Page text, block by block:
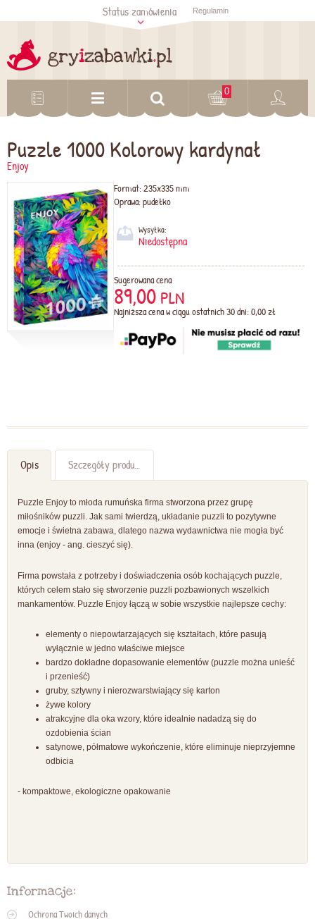
Sprawdź status
zamówienia
Status zamówienia Regulamin
0
Puzzle 1000 Kolorowy kardynał
Enjoy
Format:235x335 mm
Oprawa:pudełko
Wysyłka:
Niedostępna
Sugerowana cena
89,00 PLN
Najniższa cena w ciągu ostatnich 30 dni: 0,00 zł
Opis Szczegóły produktu
Puzzle Enjoy to młoda rumuńska firma stworzona przez grupę
miłośników puzzli. Jak sami twierdzą, układanie puzzli to pozytywne
emocje i świetna zabawa, dlatego nazwa wydawnictwa nie mogła być
inna (enjoy - ang. cieszyć się).
Firma powstała z potrzeby i doświadczenia osób kochających puzzle,
których celem stało się stworzenie puzzli pozbawionych wszelkich
mankamentów. Puzzle Enjoy łączą w sobie wszystkie najlepsze cechy:
elementy o niepowtarzających się kształtach, które pasują
wyłącznie w jedno właściwe miejsce
bardzo dokładne dopasowanie elementów (puzzle można unieść
i przenieść)
gruby, sztywny i nierozwarstwiający się karton
żywe kolory
atrakcyjne dla oka wzory, które idealnie nadadzą się do
ozdobienia ścian
satynowe, półmatowe wykończenie, które eliminuje nieprzyjemne
odbicia
- kompaktowe, ekologiczne opakowanie
Informacje:
Ochrona Twoich danych